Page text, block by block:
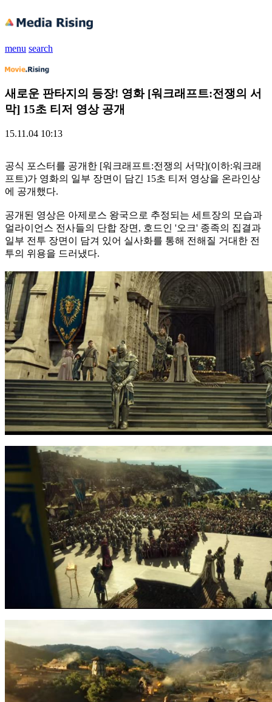
menu search
새로운 판타지의 등장! 영화 [워크래프트:전쟁의 서
막] 15초 티저 영상 공개
15.11.04 10:13
공식 포스터를 공개한 [워크래프트:전쟁의 서막](이하:워크래
프트)가 영화의 일부 장면이 담긴 15초 티저 영상을 온라인상
에 공개했다.
공개된 영상은 아제로스 왕국으로 추정되는 세트장의 모습과
얼라이언스 전사들의 단합 장면, 호드인 '오크' 종족의 집결과
일부 전투 장면이 담겨 있어 실사화를 통해 전해질 거대한 전
투의 위용을 드러냈다.